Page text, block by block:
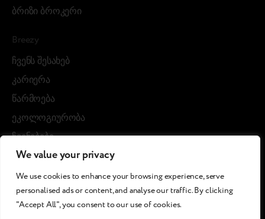
We value your privacy
We use cookies to enhance your browsing experience, serve
personalised ads or content, and analyse our traffic. By clicking
"Accept All", you consent to our use of cookies.
ბრიზი ბროკერი
Breezy
ჩვენს შესახებ
კარიერა
წარმოება
ეკოლოგიურობა
ჩვენებები
Cases